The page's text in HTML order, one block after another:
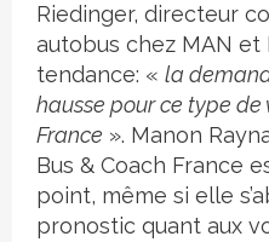
Riedinger, directeur
autobus chez MAN
tendance: « la
hausse pour ce type de
France ». Manon
Bus & Coach France
point, même si elle
pronostic quant aux